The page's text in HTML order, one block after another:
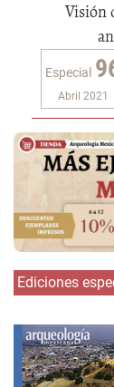
Visión
Especial
Abril 2021
Ediciones